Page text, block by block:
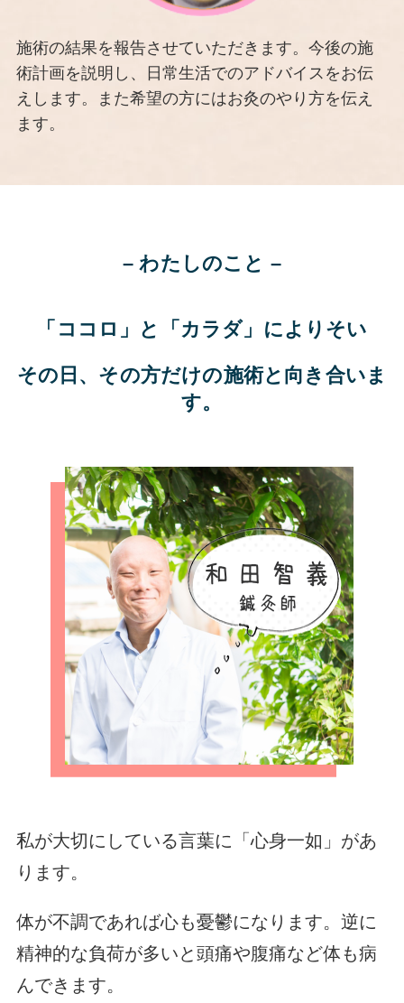
施術の結果を報告させていただきます。今後の施
術計画を説明し、日常生活でのアドバイスをお伝
えします。また希望の方にはお灸のやり方を伝え
ます。
– わたしのこと –
「ココロ」と「カラダ」によりそい
その日、その方だけの施術と向き合いま
す。
私が大切にしている言葉に「心身一如」があ
ります。
体が不調であれば心も憂鬱になります。逆に
精神的な負荷が多いと頭痛や腹痛など体も病
んできます。